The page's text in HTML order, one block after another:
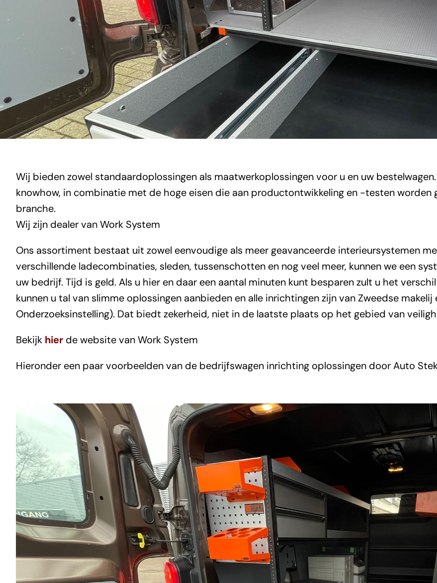
Wij bieden zowel standaardoplossingen als maatwerkoplossingen voor u en uw
knowhow, in combinatie met de hoge eisen die aan productontwikkeling en -testen worden
branche.
Wij zijn dealer van Work System
Ons assortiment bestaat uit zowel eenvoudige als meer geavanceerde interieursystemen
verschillende ladecombinaties, sleden, tussenschotten en nog veel meer, kunnen we een
uw bedrijf. Tijd is geld. Als u hier en daar een aantal minuten kunt besparen zult u het
kunnen u tal van slimme oplossingen aanbieden en alle inrichtingen zijn van Zweedse
Onderzoeksinstelling). Dat biedt zekerheid, niet in de laatste plaats op het gebied van
Bekijk hierde website van Work System
Hieronder een paar voorbeelden van de bedrijfswagen inrichting oplossingen door Auto